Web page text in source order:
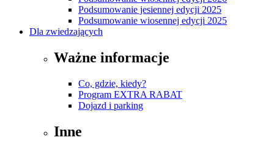
Podsumowanie jesiennej edycji 2025
Podsumowanie wiosennej edycji 2025
Dla zwiedzających
Ważne informacje
Co, gdzie, kiedy?
Program EXTRA RABAT
Dojazd i parking
Inne